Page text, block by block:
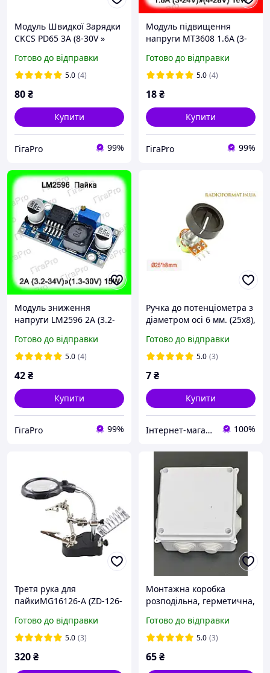
Модуль Швидкої Зарядки
CKCS PD65 3А (8-30V »
Готово до відправки
5.0 (4)
80₴
Купити
ГігаPro 99%
Модуль підвищення
напруги MT3608 1.6А (3-
Готово до відправки
5.0 (4)
18₴
Купити
ГігаPro 99%
Модуль зниження
напруги LM2596 2A (3.2-
Готово до відправки
5.0 (4)
42₴
Купити
ГігаPro 99%
Ручка до потенціометра з
діаметром осі 6 мм. (25x8),
Готово до відправки
5.0 (3)
7₴
Купити
Інтернет-магазин радіодеталей Radioformat 100%
Третя рука для
пайкиMG16126-A (ZD-126-
підставкою для
паяльника і
Готово до відправки
5.0 (3)
320₴
Монтажна коробка
розподільна, герметична,
100х100х70мм
Готово до відправки
5.0 (3)
65₴